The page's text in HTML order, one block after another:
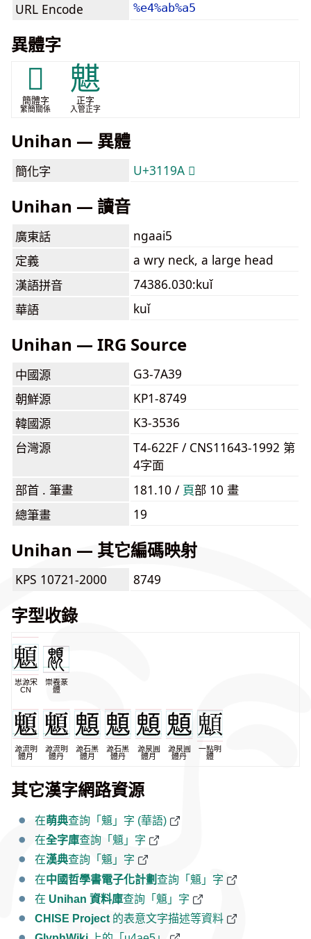
URL Encode %e4%ab%a5
異體字
𱆚
簡體字
繁簡關係
魌
正字
入管正字
Unihan — 異體
簡化字 U+3119A 𱆚
Unihan — 讀音
廣東話
ngaai5
定義
a wry neck, a large head
漢語拼音
74386.030:kuǐ
華語
kuǐ
Unihan — IRG Source
中國源
G3-7A39
朝鮮源
KP1-8749
韓國源
K3-3536
台灣源
T4-622F / CNS11643-1992 第
4字面
部首 . 筆畫
181.10 / ⾴部 10 畫
總筆畫
19
Unihan — 其它編碼映射
KPS 10721-2000 8749
字型收錄
思源宋
CN
崇羲篆
體
源流明
體月
源流明
體丹
源石黑
體月
源石黑
體丹
源泉圓
體月
源泉圓
體丹
一點明
體
其它漢字網路資源
在萌典查詢「䫥」字 (華語)
在全字庫查詢「䫥」字
在漢典查詢「䫥」字
在中國哲學書電子化計劃查詢「䫥」字
在 Unihan 資料庫查詢「䫥」字
CHISE Project 的表意文字描述等資料